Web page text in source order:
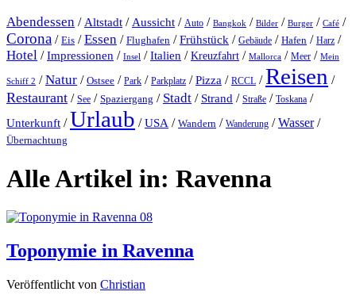
Abendessen / Altstadt / Aussicht / Auto / Bangkok / Bilder / Burger / Café /
Corona / Eis /Essen / Flughafen /Frühstück / Gebäude / Hafen / Harz /
Hotel /Impressionen / Insel /Italien /Kreuzfahrt / Mallorca / Meer / Mein
Schiff 2 /Natur / Ostsee / Park / Parkplatz /Pizza / RCCL /Reisen /
Restaurant / See / Spaziergang / Stadt / Strand / Straße / Toskana /
Unterkunft /Urlaub /USA / Wandern / Wanderung /Wasser/
Übernachtung
Alle Artikel in: Ravenna
To­p­o­ny­mie in Ravenna
Veröffentlicht von Christian